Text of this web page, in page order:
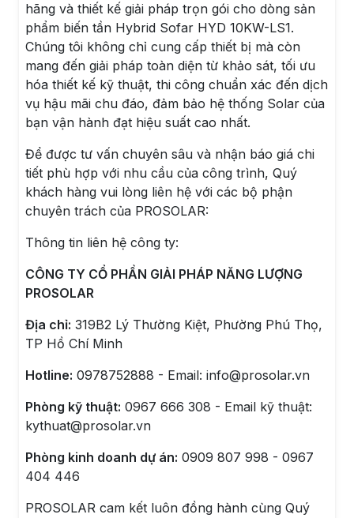
hãng và thiết kế giải pháp trọn gói cho dòng sản
phẩm biến tần Hybrid Sofar HYD 10KW-LS1.
Chúng tôi không chỉ cung cấp thiết bị mà còn
mang đến giải pháp toàn diện từ khảo sát, tối ưu
hóa thiết kế kỹ thuật, thi công chuẩn xác đến dịch
vụ hậu mãi chu đáo, đảm bảo hệ thống Solar của
bạn vận hành đạt hiệu suất cao nhất.
Để được tư vấn chuyên sâu và nhận báo giá chi
tiết phù hợp với nhu cầu của công trình, Quý
khách hàng vui lòng liên hệ với các bộ phận
chuyên trách của PROSOLAR:
Thông tin liên hệ công ty:
CÔNG TY CỔ PHẦN GIẢI PHÁP NĂNG LƯỢNG
PROSOLAR
Địa chỉ: 319B2 Lý Thường Kiệt, Phường Phú Thọ,
TP Hồ Chí Minh
Hotline: 0978752888 - Email: info@prosolar.vn
Phòng kỹ thuật: 0967 666 308 - Email kỹ thuật:
kythuat@prosolar.vn
Phòng kinh doanh dự án: 0909 807 998 - 0967
404 446
PROSOLAR cam kết luôn đồng hành cùng Quý